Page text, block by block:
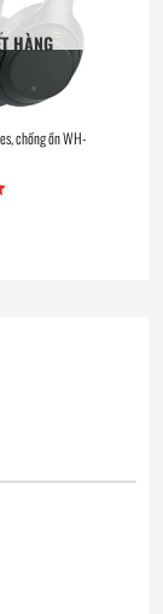
HÀNG
chống ồn WH-